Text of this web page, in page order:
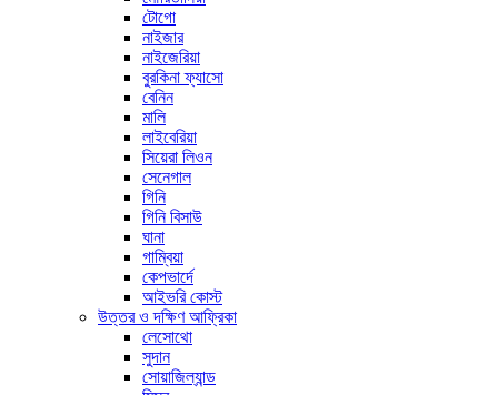
টোগো
নাইজার
নাইজেরিয়া
বুরকিনা ফ্যাসো
বেনিন
মালি
লাইবেরিয়া
সিয়েরা লিওন
সেনেগাল
গিনি
গিনি বিসাউ
ঘানা
গাম্বিয়া
কেপভার্দে
আইভরি কোস্ট
উত্তর ও দক্ষিণ আফ্রিকা
লেসোথো
সুদান
সোয়াজিল্যান্ড